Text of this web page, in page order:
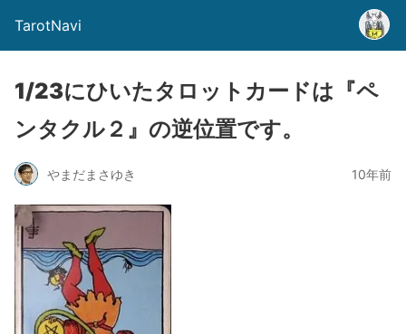
TarotNavi
1/23にひいたタロットカードは『ペ
ンタクル２』の逆位置です。
やまだまさゆき 10年前